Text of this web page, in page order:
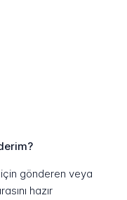
gönderen veya
hazır